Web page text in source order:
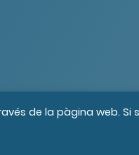
de la pàgina web.